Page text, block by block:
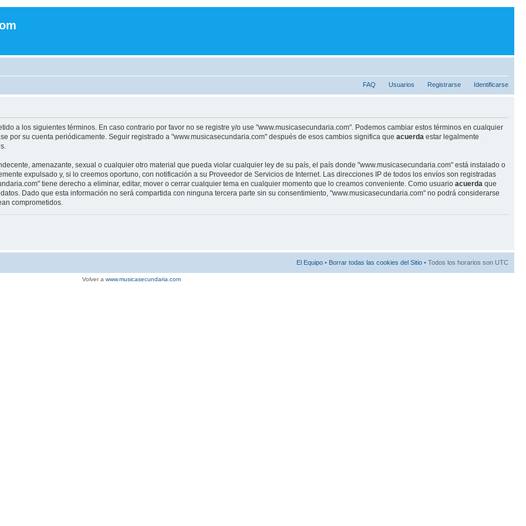
FAQ Usuarios Registrarse Identificarse
a los siguientes términos. En caso contrario por favor no se registre y/o use "www.musicasecundaria.com". Podemos cambiar estos términos en cualquier
por su cuenta periódicamente. Seguir registrado a "www.musicasecundaria.com" después de esos cambios significa que acuerda estar legalmente
amenazante, sexual o cualquier otro material que pueda violar cualquier ley de su país, el país donde "www.musicasecundaria.com" está instalado o
expulsado y, si lo creemos oportuno, con notificación a su Proveedor de Servicios de Internet. Las direcciones IP de todos los envíos son registradas
tiene derecho a eliminar, editar, mover o cerrar cualquier tema en cualquier momento que lo creamos conveniente. Como usuario acuerda que
Dado que esta información no será compartida con ninguna tercera parte sin su consentimiento, "www.musicasecundaria.com" no podrá considerarse
comprometidos.
El Equipo • Borrar todas las cookies del Sitio • Todos los horarios son UTC
Volver a www.musicasecundaria.com